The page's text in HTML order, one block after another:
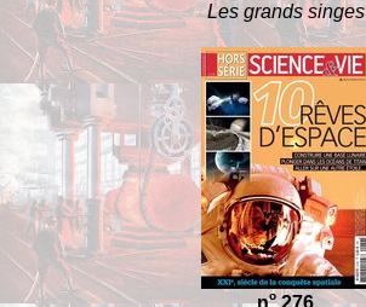
Les grands singes
no276